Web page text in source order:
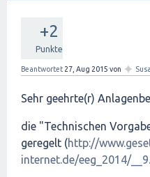
+2
Punkte
Beantwortet 27, Aug 2015 von ✦
Sehr geehrte(r)
die "Technischen
geregelt (http://
internet.de/eeg_2014/